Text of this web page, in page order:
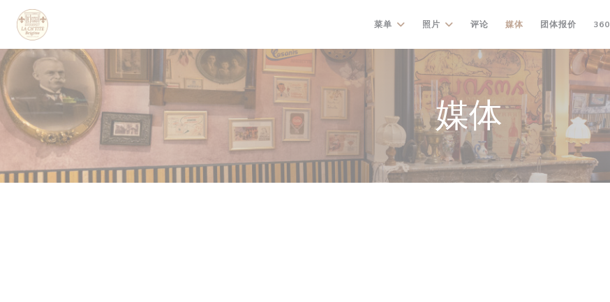
Cookie管理面板
菜单 照片 评论 媒体 团体报价((在新
媒体